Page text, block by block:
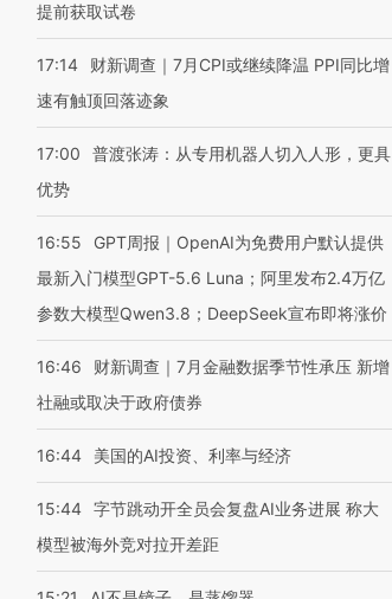
提前获取试卷
17:14
财新调查｜7月CPI或继续降温 PPI同比增
速有触顶回落迹象
17:00
普渡张涛：从专用机器人切入人形，更具
优势
16:55
GPT周报｜OpenAI为免费用户默认提供
最新入门模型GPT-5.6 Luna；阿里发布2.4万亿
参数大模型Qwen3.8；DeepSeek宣布即将涨价
16:46
财新调查｜7月金融数据季节性承压 新增
社融或取决于政府债券
16:44 美国的AI投资、利率与经济
15:44 字节跳动开全员会复盘AI业务进展 称大
模型被海外竞对拉开差距